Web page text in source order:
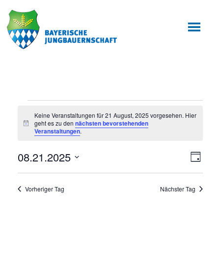
Inhalt
springen
Fußzeile
springen
Veranstaltungen
für
August,
2025
Hinweis
Keine Veranstaltungen für 21 August, 2025 vorgesehen. Hier
geht es zu dennächsten bevorstehenden
Veranstaltungen.
Tag
08.21.2025
Vorheriger Tag
Nächster Tag